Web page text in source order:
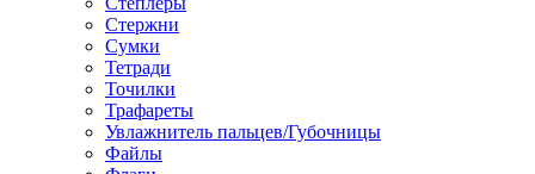
Стержни
Сумки
Тетради
Точилки
Трафареты
Увлажнитель пальцев/Губочницы
Файлы